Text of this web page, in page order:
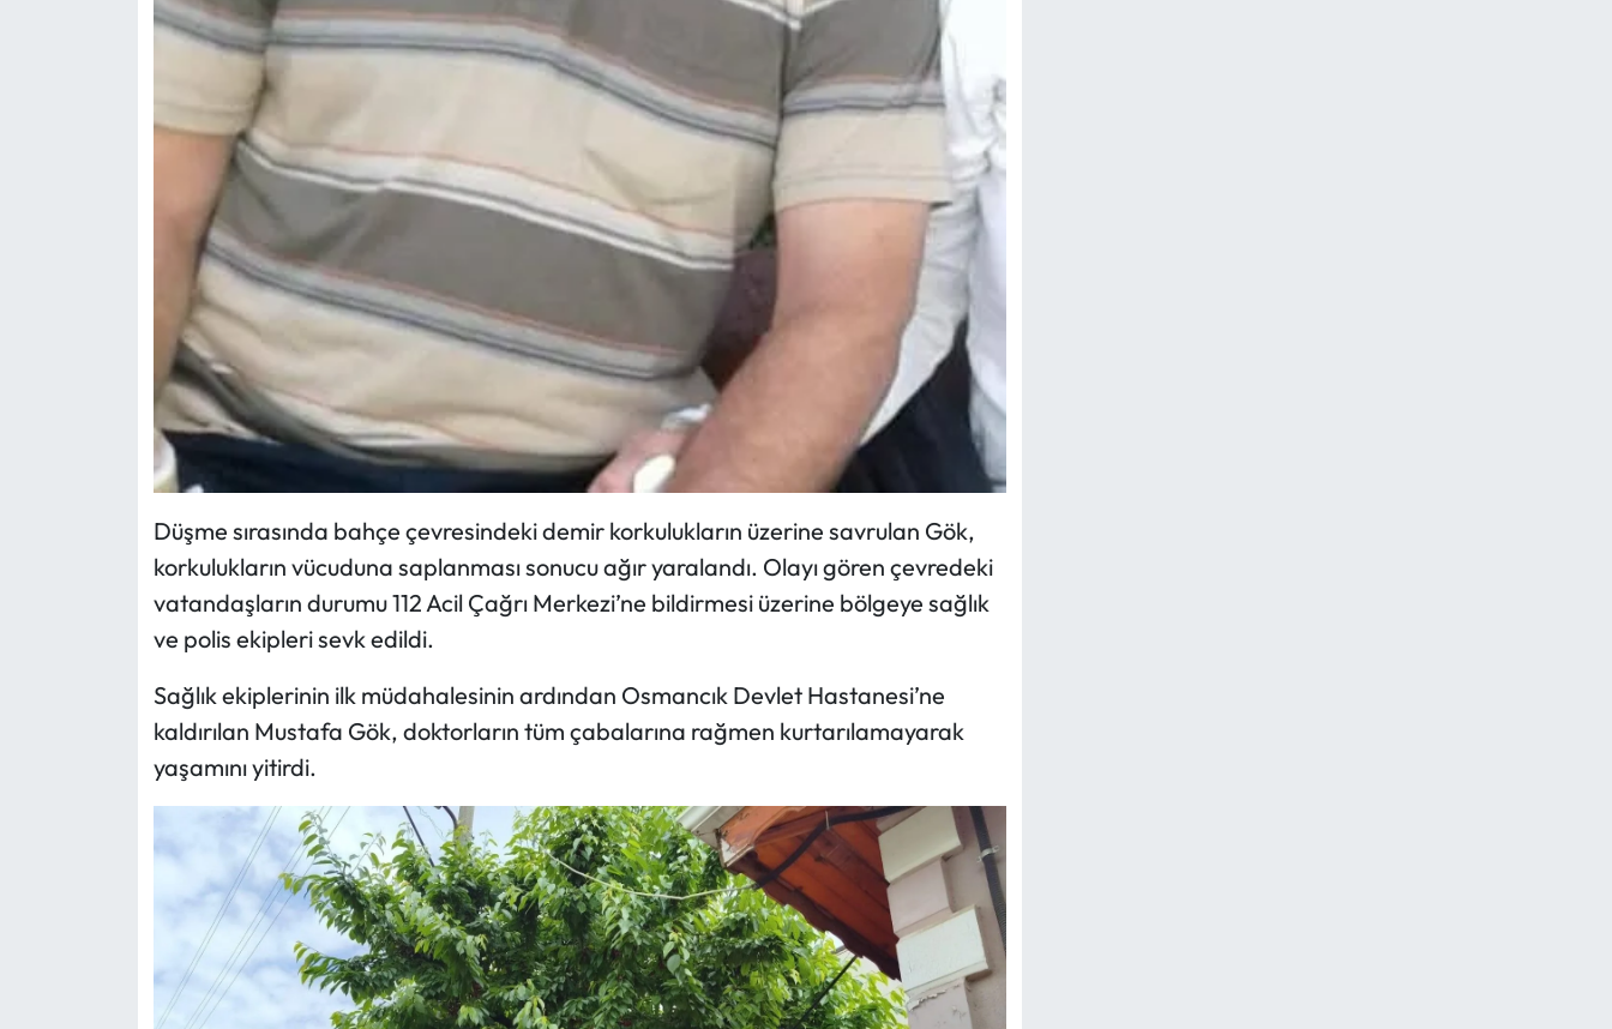
Düşme sırasında bahçe çevresindeki demir korkulukların üzerine savrulan Gök,
korkulukların vücuduna saplanması sonucu ağır yaralandı. Olayı gören çevredeki
vatandaşların durumu 112 Acil Çağrı Merkezi’ne bildirmesi üzerine bölgeye sağlık
ve polis ekipleri sevk edildi.
Sağlık ekiplerinin ilk müdahalesinin ardından Osmancık Devlet Hastanesi’ne
kaldırılan Mustafa Gök, doktorların tüm çabalarına rağmen kurtarılamayarak
yaşamını yitirdi.